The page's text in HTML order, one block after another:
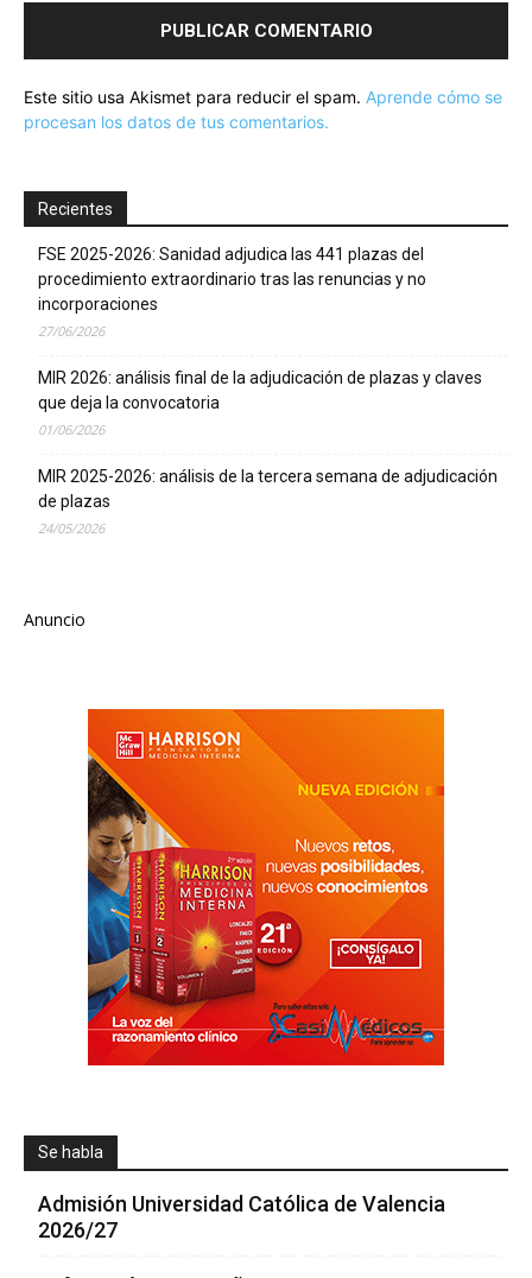
Este sitio usa Akismet para reducir el spam. Aprende cómo se
procesan los datos de tus comentarios.
Recientes
FSE 2025-2026: Sanidad adjudica las 441 plazas del
procedimiento extraordinario tras las renuncias y no
incorporaciones
27/06/2026
MIR 2026: análisis final de la adjudicación de plazas y claves
que deja la convocatoria
01/06/2026
MIR 2025-2026: análisis de la tercera semana de adjudicación
de plazas
24/05/2026
Anuncio
Se habla
Admisión Universidad Católica de Valencia
2026/27